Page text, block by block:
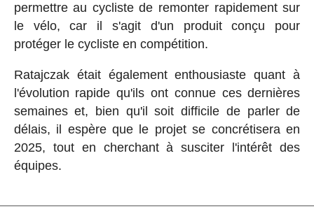
permettre au cycliste de remonter rapidement sur
le vélo, car il s'agit d'un produit conçu pour
protéger le cycliste en compétition.
Ratajczak était également enthousiaste quant à
l'évolution rapide qu'ils ont connue ces dernières
semaines et, bien qu'il soit difficile de parler de
délais, il espère que le projet se concrétisera en
2025, tout en cherchant à susciter l'intérêt des
équipes.